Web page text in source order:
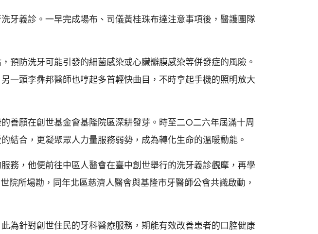
牙義診。一早完成場布、司儀黃桂珠布達注意事項後，醫護團隊
預防洗牙可能引發的細菌感染或心臟瓣膜感染等併發症的風險。
一頭李彝邦醫師也哼起多首輕快曲目，不時拿起手機的照明放大
善願在創世基金會基隆院區深耕發芽。時至二○二六年屆滿十周
結合，更凝聚眾人力量服務弱勢，成為轉化生命的溫暖動能。
務，他便前往中區人醫會在臺中創世舉行的洗牙義診觀摩，再學
所場勘，同年北區慈濟人醫會與基隆市牙醫師公會共識啟動，
為針對創世住民的牙科醫療服務，期能有效改善患者的口腔健康